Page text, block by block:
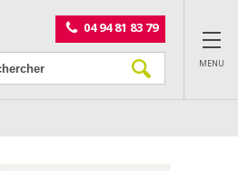
04 94 81 83 79
MENU